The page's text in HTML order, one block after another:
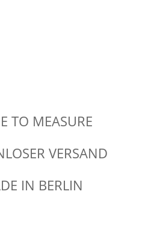
TO MEASURE
VERSAND
IN BERLIN